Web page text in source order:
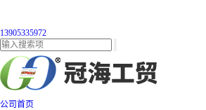
13905335972
公司首页